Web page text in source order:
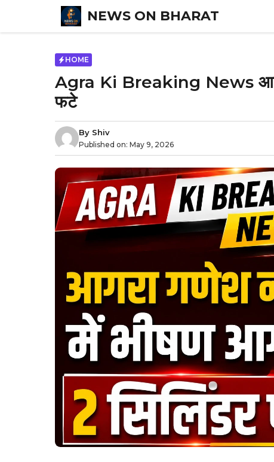
content
NEWS ON BHARAT
HOME
Agra Ki Breaking News
फटे
By Shiv
Published on: May 9, 2026